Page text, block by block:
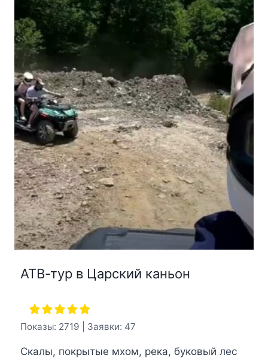
АТВ-тур в Царский каньон
Показы: 2719 | Заявки: 47
Скалы, покрытые мхом, река, буковый лес